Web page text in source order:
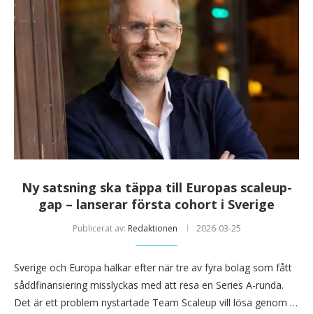
Ny satsning ska täppa till Europas scaleup-
gap – lanserar första cohort i Sverige
Publicerat av: Redaktionen 2026-03-25
Sverige och Europa halkar efter när tre av fyra bolag som fått
såddfinansiering misslyckas med att resa en Series A-runda.
Det är ett problem nystartade Team Scaleup vill lösa genom …